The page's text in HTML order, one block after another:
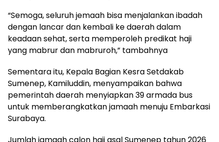
“Semoga, seluruh jemaah bisa menjalankan ibadah
dengan lancar dan kembali ke daerah dalam
keadaan sehat, serta memperoleh predikat haji
yang mabrur dan mabruroh,” tambahnya
Sementara itu, Kepala Bagian Kesra Setdakab
Sumenep, Kamiluddin, menyampaikan bahwa
pemerintah daerah menyiapkan 39 armada bus
untuk memberangkatkan jamaah menuju Embarkasi
Surabaya.
Jumlah jamaah calon haji asal Sumenep tahun 2026